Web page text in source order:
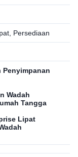
Persediaan
Penyimpanan
Wadah
Tangga
Lipat